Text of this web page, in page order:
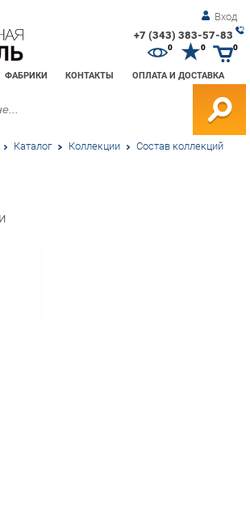
Вход
+7 (343) 383-57-83
ФАБРИКИ КОНТАКТЫ ОПЛАТА И ДОСТАВКА
0 0
Каталог Коллекции Состав коллекций